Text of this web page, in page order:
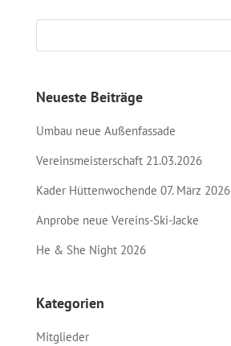
Neueste Beiträge
Umbau neue Außenfassade
Vereinsmeisterschaft 21.03.2026
Kader Hüttenwochende 07. März 2026
Anprobe neue Vereins-Ski-Jacke
He & She Night 2026
Kategorien
Mitglieder